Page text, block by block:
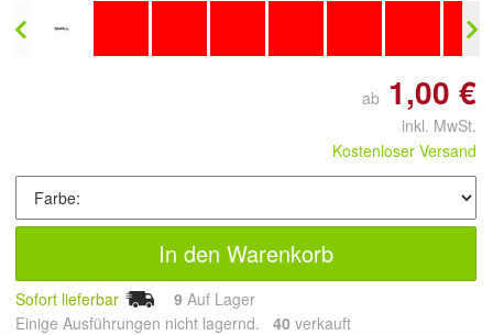
ab 1,00 €
inkl. MwSt.
Kostenloser Versand
In den Warenkorb
Sofort lieferbar 9 Auf Lager
Einige Ausführungen nicht lagernd. 40 verkauft